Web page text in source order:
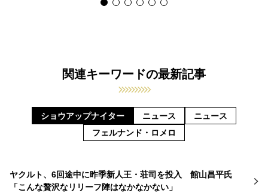
関連キーワードの最新記事
ショウアップナイター ニュース
ニュース
フェルナンド・ロメロ
ヤクルト、6回途中に昨季新人王・荘司を投入 館山昌平氏
「こんな贅沢なリリーフ陣はなかなかない」